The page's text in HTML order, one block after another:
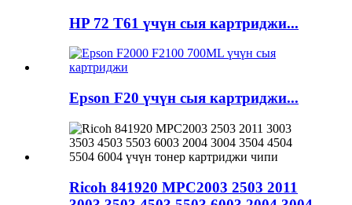
HP 72 T61 үчүн сыя картриджи...
Epson F20 үчүн сыя картриджи...
Ricoh 841920 MPC2003 2503 2011